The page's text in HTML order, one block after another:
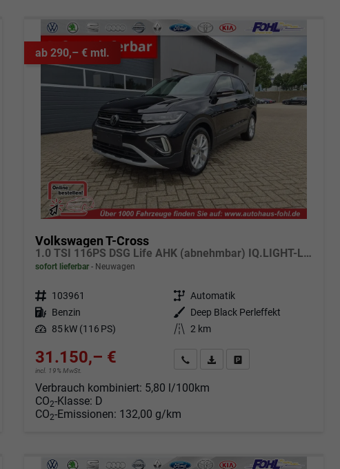
ab 290,– € mtl.
Volkswagen T-Cross
1.0 TSI 116PS DSG Life AHK (abnehmbar) IQ.LIGHT-LED-Matrix Sitzheizung Rückf.Kamera Klimaautomatik Abstandstempomat Apple CarPlay Android Auto
sofort lieferbar Neuwagen
Fahrzeugnr. 103961 Getriebe Automatik
Kraftstoff Benzin Außenfarbe
Deep Black Perleffekt
Leistung 85 kW (116 PS) Kilometerstand 2 km
31.150,– €
incl. 19% MwSt.
Angebot anfordern
Fahrzeugexpose (PDF)
Fahrzeug parken
Verbrauch kombiniert: 5,80 l/100km
CO2-Klasse: D
CO2-Emissionen: 132,00 g/km